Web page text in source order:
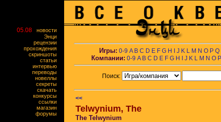
05.08
новости
Энци
рецензии
прохождения
скриншоты
статьи
интервью
переводы
новеллы
секреты
скачать
конкурсы
ссылки
магазин
форумы
Игры: 0-9 A B C D E F G H J K L M N O P Q
Компании: 0-9 A B C D E F G H J K L M N O P
Поиск:
<<
Telwynium, The
The Telwynium